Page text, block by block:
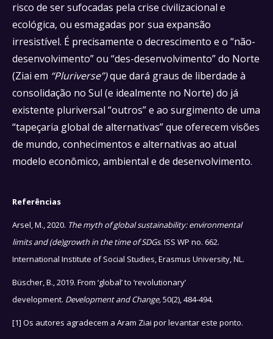
risco de ser sufocadas pela crise civilizacional e
ecológica, ou esmagadas por sua expansão
irresistível. É precisamente o decrescimento e o “não-
desenvolvimento” ou “des-desenvolvimento” do Norte
(Ziai em “Pluriverse”)que dará graus de liberdade à
consolidação no Sul (e idealmente no Norte) do já
existente pluriversal “outros” e ao surgimento de uma
“tapeçaria global de alternativas” que oferecem visões
de mundo, conhecimentos e alternativas ao atual
modelo econômico, ambiental e de desenvolvimento.
Referências
Arsel, M., 2020. The myth of global sustainability: environmental
limits and (de)growth in the time of SDGs. ISS WP no. 662.
International Institute of Social Studies, Erasmus University, NL.
Büscher, B., 2019. From ‘global’ to ‘revolutionary’
development. Development and Change,50(2), 484-494.
[1] Os autores agradecem a Aram Ziai por levantar este ponto.